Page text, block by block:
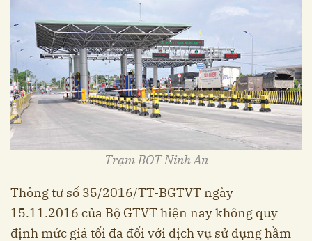
Trạm BOT Ninh An
Thông tư số 35/2016/TT-BGTVT ngày
15.11.2016 của Bộ GTVT hiện nay không quy
định mức giá tối đa đối với dịch vụ sử dụng hầm